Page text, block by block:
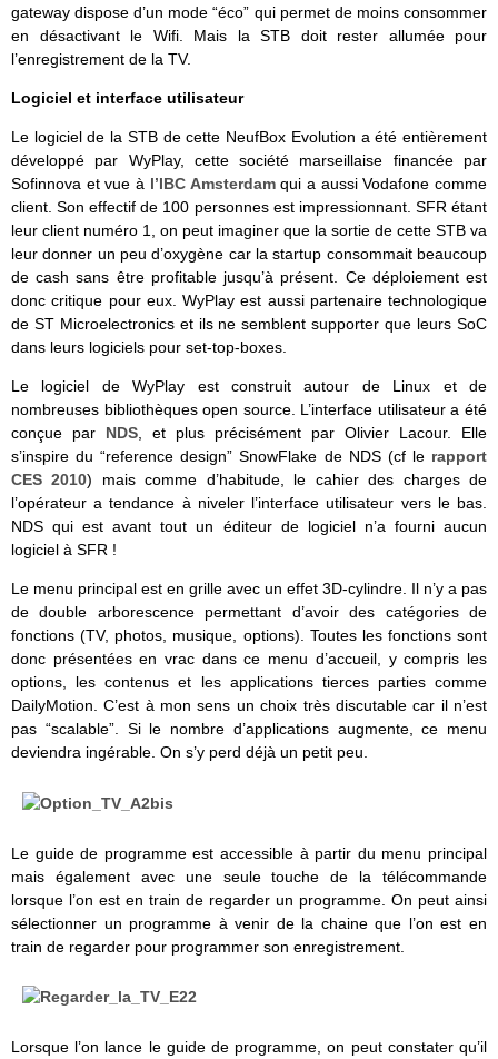
gateway dispose d’un mode “éco” qui permet de moins consommer
en désactivant le Wifi. Mais la STB doit rester allumée pour
l’enregistrement de la TV.
Logiciel et interface utilisateur
Le logiciel de la STB de cette NeufBox Evolution a été entièrement
développé par WyPlay, cette société marseillaise financée par
Sofinnova et vue à l’IBC Amsterdamqui a aussi Vodafone comme
client. Son effectif de 100 personnes est impressionnant. SFR étant
leur client numéro 1, on peut imaginer que la sortie de cette STB va
leur donner un peu d’oxygène car la startup consommait beaucoup
de cash sans être profitable jusqu’à présent. Ce déploiement est
donc critique pour eux. WyPlay est aussi partenaire technologique
de ST Microelectronics et ils ne semblent supporter que leurs SoC
dans leurs logiciels pour set-top-boxes.
Le logiciel de WyPlay est construit autour de Linux et de
nombreuses bibliothèques open source. L’interface utilisateur a été
conçue par NDS, et plus précisément par Olivier Lacour. Elle
s’inspire du “reference design” SnowFlake de NDS (cf le rapport
CES 2010) mais comme d’habitude, le cahier des charges de
l’opérateur a tendance à niveler l’interface utilisateur vers le bas.
NDS qui est avant tout un éditeur de logiciel n’a fourni aucun
logiciel à SFR !
Le menu principal est en grille avec un effet 3D-cylindre. Il n’y a pas
de double arborescence permettant d’avoir des catégories de
fonctions (TV, photos, musique, options). Toutes les fonctions sont
donc présentées en vrac dans ce menu d’accueil, y compris les
options, les contenus et les applications tierces parties comme
DailyMotion. C’est à mon sens un choix très discutable car il n’est
pas “scalable”. Si le nombre d’applications augmente, ce menu
deviendra ingérable. On s’y perd déjà un petit peu.
Le guide de programme est accessible à partir du menu principal
mais également avec une seule touche de la télécommande
lorsque l’on est en train de regarder un programme. On peut ainsi
sélectionner un programme à venir de la chaine que l’on est en
train de regarder pour programmer son enregistrement.
Lorsque l’on lance le guide de programme, on peut constater qu’il